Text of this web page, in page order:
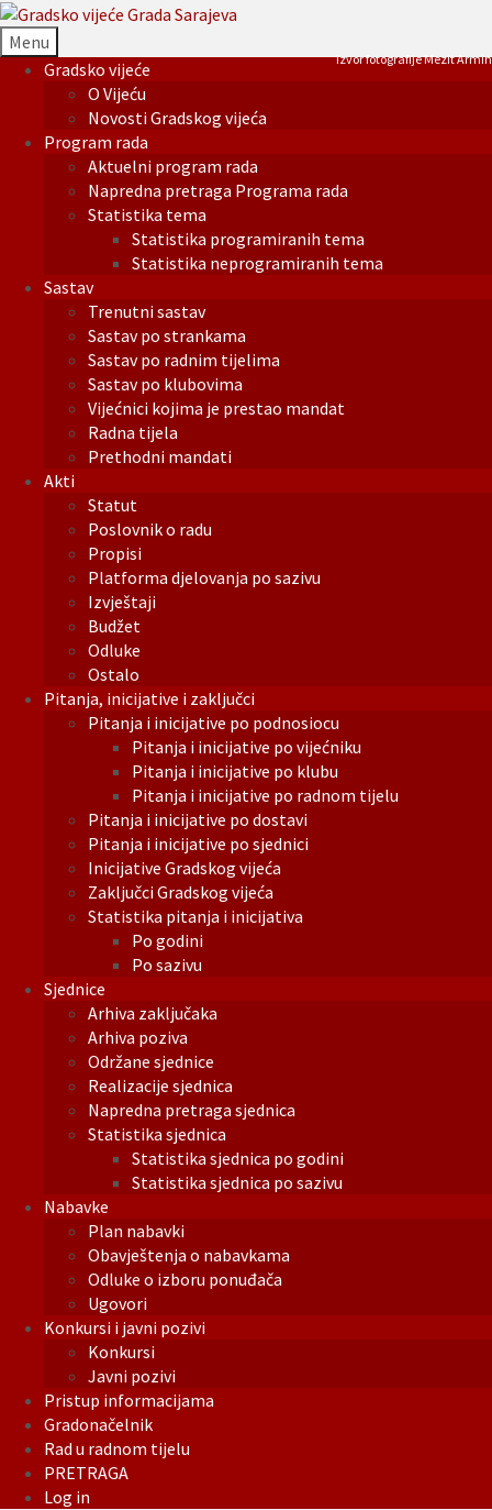
Menu
Gradsko vijeće
O Vijeću
Novosti Gradskog vijeća
Program rada
Aktuelni program rada
Napredna pretraga Programa rada
Statistika tema
Statistika programiranih tema
Statistika neprogramiranih tema
Sastav
Trenutni sastav
Sastav po strankama
Sastav po radnim tijelima
Sastav po klubovima
Vijećnici kojima je prestao mandat
Radna tijela
Prethodni mandati
Akti
Statut
Poslovnik o radu
Propisi
Platforma djelovanja po sazivu
Izvještaji
Budžet
Odluke
Ostalo
Pitanja, inicijative i zaključci
Pitanja i inicijative po podnosiocu
Pitanja i inicijative po vijećniku
Pitanja i inicijative po klubu
Pitanja i inicijative po radnom tijelu
Pitanja i inicijative po dostavi
Pitanja i inicijative po sjednici
Inicijative Gradskog vijeća
Zaključci Gradskog vijeća
Statistika pitanja i inicijativa
Po godini
Po sazivu
Sjednice
Arhiva zaključaka
Arhiva poziva
Održane sjednice
Realizacije sjednica
Napredna pretraga sjednica
Statistika sjednica
Statistika sjednica po godini
Statistika sjednica po sazivu
Nabavke
Plan nabavki
Obavještenja o nabavkama
Odluke o izboru ponuđača
Ugovori
Konkursi i javni pozivi
Konkursi
Javni pozivi
Pristup informacijama
Gradonačelnik
Rad u radnom tijelu
PRETRAGA
Log in
Izvor fotografije Mezit Armin